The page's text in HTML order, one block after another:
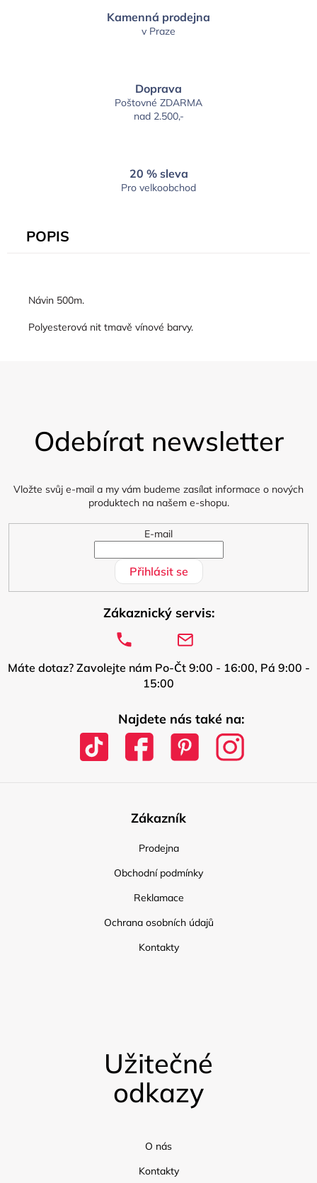
Kamenná prodejna
v Praze
Doprava
Poštovné ZDARMA
nad 2.500,-
20 % sleva
Pro velkoobchod
POPIS
Návin 500m.
Polyesterová nit tmavě vínové barvy.
Odebírat newsletter
Vložte svůj e-mail a my vám budeme zasílat informace o nových
produktech na našem e-shopu.
E-mail
Přihlásit se
Zákaznický servis:
Máte dotaz? Zavolejte nám Po-Čt 9:00 - 16:00, Pá 9:00 -
15:00
Najdete nás také na:
Zákazník
Prodejna
Obchodní podmínky
Reklamace
Ochrana osobních údajů
Kontakty
Užitečné
odkazy
O nás
Kontakty